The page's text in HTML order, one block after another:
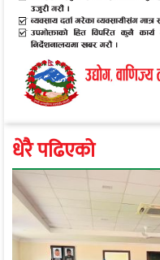
धेरै पढिएको